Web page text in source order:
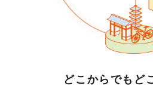
どこからでもど